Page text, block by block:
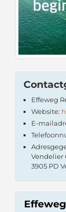
Effeweg
Website:
E-
Vendelier
3905 PD